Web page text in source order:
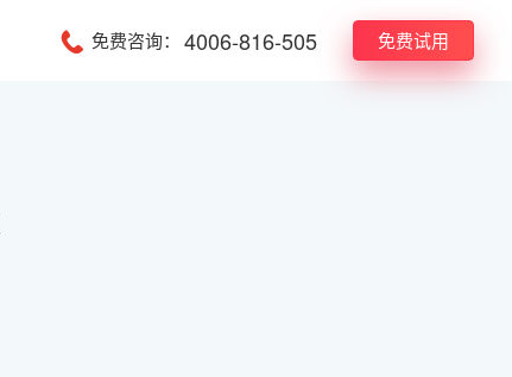
免费咨询： 4006-816-505 免费试用